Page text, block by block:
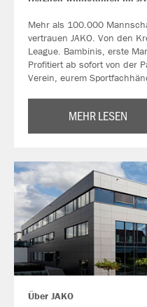
Mehr als 100.000
vertrauen JAKO. Von den
League. Bambinis, erste
Profitiert ab sofort von der
Verein, eurem
MEHR LESEN
Über JAKO